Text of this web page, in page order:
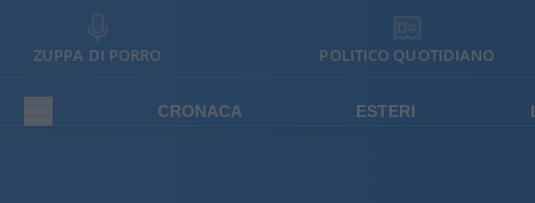
ZUPPA DI PORRO POLITICO QUOTIDIANO
CRONACA ESTERI